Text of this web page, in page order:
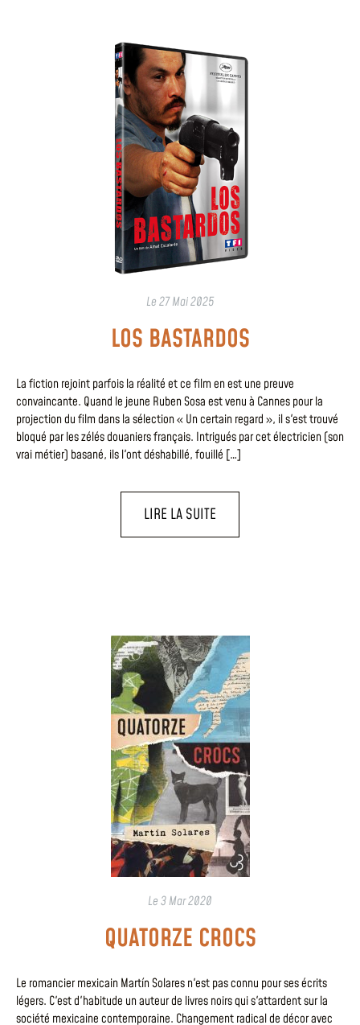
Le27 Mai 2025
LOS BASTARDOS
La fiction rejoint parfois la réalité et ce film en est une preuve
convaincante. Quand le jeune Ruben Sosa est venu à Cannes pour la
projection du film dans la sélection « Un certain regard », il s'est trouvé
bloqué par les zélés douaniers français. Intrigués par cet électricien (son
vrai métier) basané, ils l'ont déshabillé, fouillé […]
LIRE LA SUITE
Le3 Mar 2020
QUATORZE CROCS
Le romancier mexicain Martín Solares n'est pas connu pour ses écrits
légers. C'est d'habitude un auteur de livres noirs qui s'attardent sur la
société mexicaine contemporaine. Changement radical de décor avec